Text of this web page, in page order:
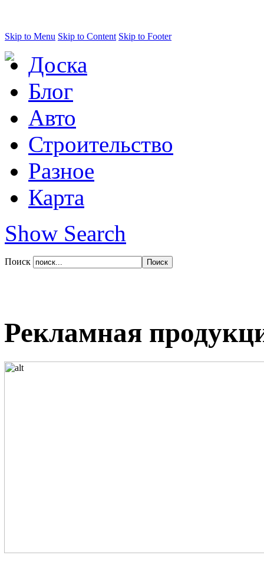
Skip to Menu Skip to Content Skip to Footer
Доска
Блог
Авто
Строительство
Разное
Карта
Show Search
Поиск
Рекламная